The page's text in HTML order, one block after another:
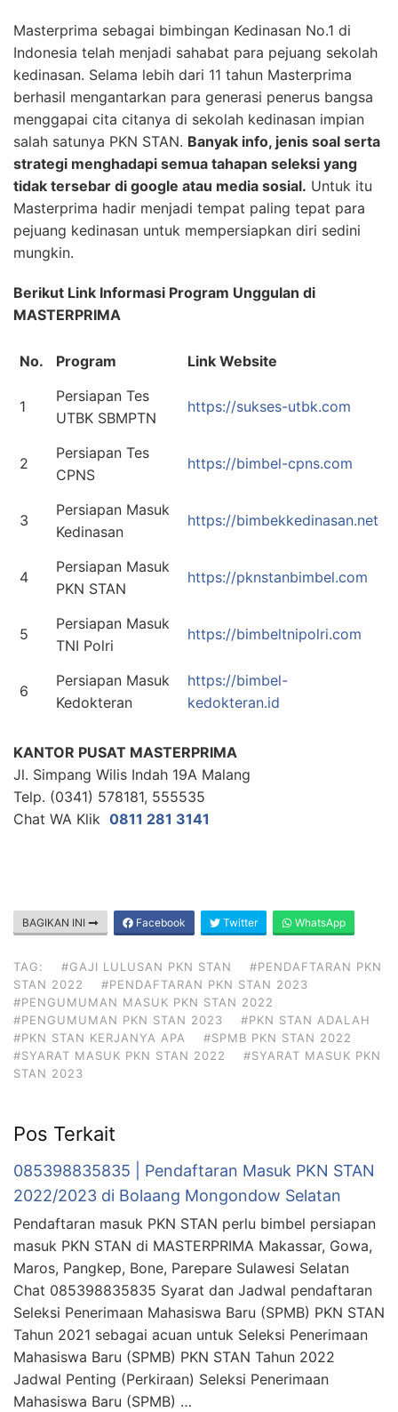
Masterprima sebagai bimbingan Kedinasan No.1 di
Indonesia telah menjadi sahabat para pejuang sekolah
kedinasan. Selama lebih dari 11 tahun Masterprima
berhasil mengantarkan para generasi penerus bangsa
menggapai cita citanya di sekolah kedinasan impian
salah satunya PKN STAN. Banyak info, jenis soal serta
strategi menghadapi semua tahapan seleksi yang
tidak tersebar di google atau media sosial. Untuk itu
Masterprima hadir menjadi tempat paling tepat para
pejuang kedinasan untuk mempersiapkan diri sedini
mungkin.
Berikut Link Informasi Program Unggulan di
MASTERPRIMA
No. Program Link Website
1
Persiapan Tes
UTBK SBMPTN
https://sukses-utbk.com
2
Persiapan Tes
CPNS
https://bimbel-cpns.com
3
Persiapan Masuk
Kedinasan
https://bimbekkedinasan.net
4
Persiapan Masuk
PKN STAN
https://pknstanbimbel.com
5
Persiapan Masuk
TNI Polri
https://bimbeltnipolri.com
6
Persiapan Masuk
Kedokteran
https://bimbel-
kedokteran.id
KANTOR PUSAT MASTERPRIMA
Jl. Simpang Wilis Indah 19A Malang
Telp. (0341) 578181, 555535
Chat WA Klik 0811 281 3141
BAGIKAN INI Facebook Twitter WhatsApp
TAG: #GAJI LULUSAN PKN STAN
#PENDAFTARAN PKN
STAN 2022
#PENDAFTARAN PKN STAN 2023
#PENGUMUMAN MASUK PKN STAN 2022
#PENGUMUMAN PKN STAN 2023
#PKN STAN ADALAH
#PKN STAN KERJANYA APA
#SPMB PKN STAN 2022
#SYARAT MASUK PKN STAN 2022
#SYARAT MASUK PKN
STAN 2023
Pos Terkait
085398835835 | Pendaftaran Masuk PKN STAN
2022/2023 di Bolaang Mongondow Selatan
Pendaftaran masuk PKN STAN perlu bimbel persiapan
masuk PKN STAN di MASTERPRIMA Makassar, Gowa,
Maros, Pangkep, Bone, Parepare Sulawesi Selatan
Chat 085398835835 Syarat dan Jadwal pendaftaran
Seleksi Penerimaan Mahasiswa Baru (SPMB) PKN STAN
Tahun 2021 sebagai acuan untuk Seleksi Penerimaan
Mahasiswa Baru (SPMB) PKN STAN Tahun 2022
Jadwal Penting (Perkiraan) Seleksi Penerimaan
Mahasiswa Baru (SPMB) …